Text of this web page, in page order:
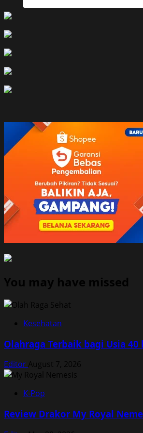
You may have missed
Kesehatan
Olahraga Terbaik bagi Usia
Editor August 7, 2026
K-Pop
Review Drakor My Royal